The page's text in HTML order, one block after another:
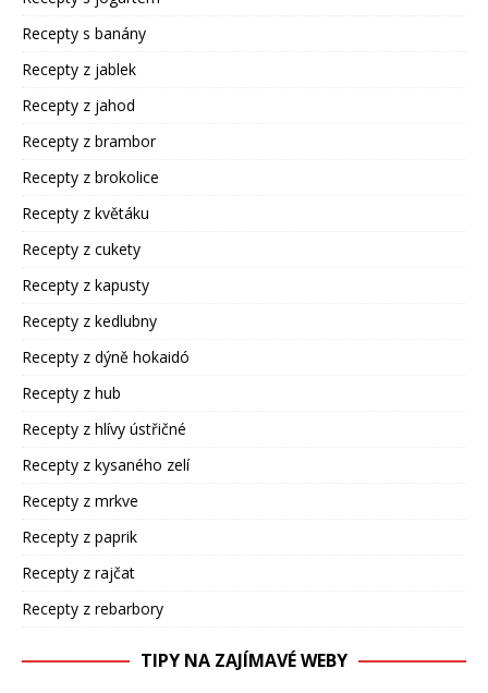
Recepty s banány
Recepty z jablek
Recepty z jahod
Recepty z brambor
Recepty z brokolice
Recepty z květáku
Recepty z cukety
Recepty z kapusty
Recepty z kedlubny
Recepty z dýně hokaidó
Recepty z hub
Recepty z hlívy ústřičné
Recepty z kysaného zelí
Recepty z mrkve
Recepty z paprik
Recepty z rajčat
Recepty z rebarbory
TIPY NA ZAJÍMAVÉ WEBY